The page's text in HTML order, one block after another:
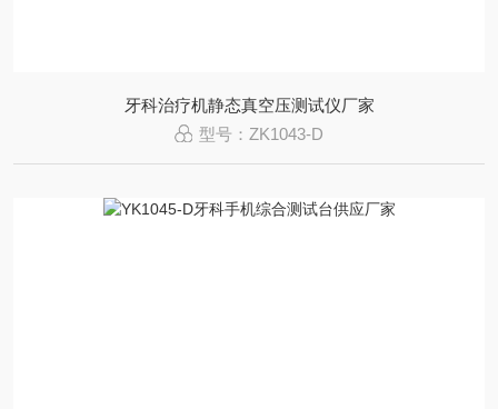
牙科治疗机静态真空压测试仪厂家
型号：ZK1043-D